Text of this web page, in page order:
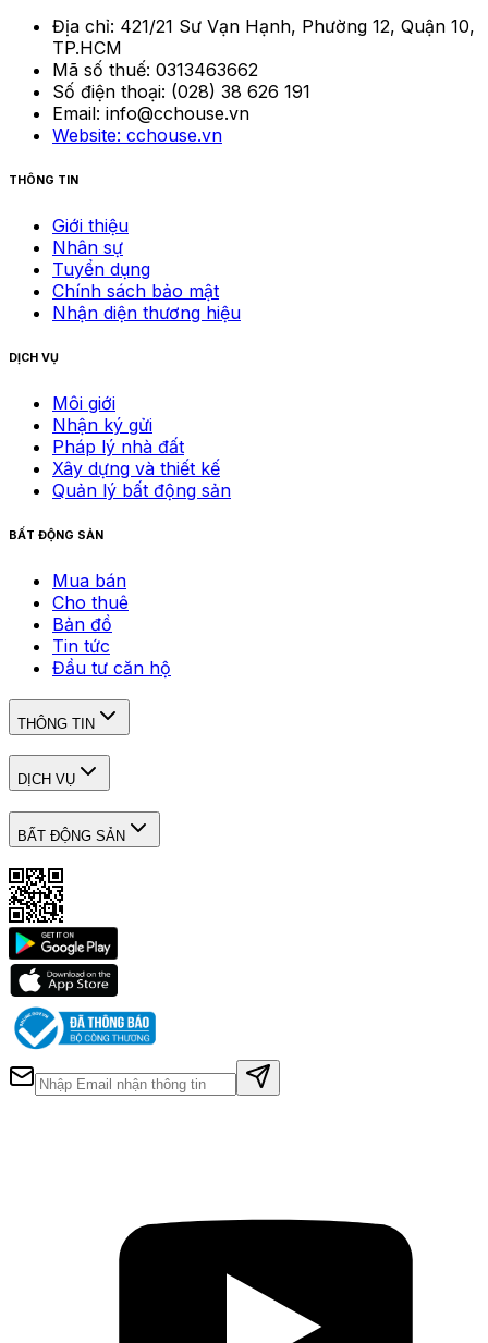
Địa chỉ: 421/21 Sư Vạn Hạnh, Phường 12, Quận 10,
TP.HCM
Mã số thuế: 0313463662
Số điện thoại: (028) 38 626 191
Email: info@cchouse.vn
Website: cchouse.vn
THÔNG TIN
Giới thiệu
Nhân sự
Tuyển dụng
Chính sách bảo mật
Nhận diện thương hiệu
DỊCH VỤ
Môi giới
Nhận ký gửi
Pháp lý nhà đất
Xây dựng và thiết kế
Quản lý bất động sản
BẤT ĐỘNG SẢN
Mua bán
Cho thuê
Bản đồ
Tin tức
Đầu tư căn hộ
THÔNG TIN
DỊCH VỤ
BẤT ĐỘNG SẢN